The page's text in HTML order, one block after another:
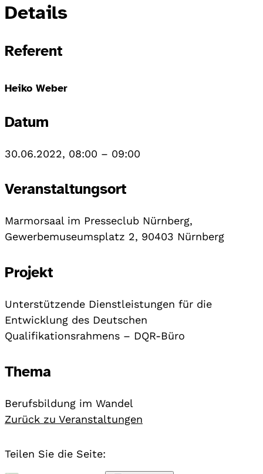
Details
Referent
Heiko Weber
Datum
30.06.2022, 08:00 – 09:00
Veranstaltungsort
Marmorsaal im Presseclub Nürnberg,
Gewerbemuseumsplatz 2, 90403 Nürnberg
Projekt
Unterstützende Dienstleistungen für die
Entwicklung des Deutschen
Qualifikationsrahmens – DQR-Büro
Thema
Berufsbildung im Wandel
Zurück zu Veranstaltungen
Teilen Sie die Seite: